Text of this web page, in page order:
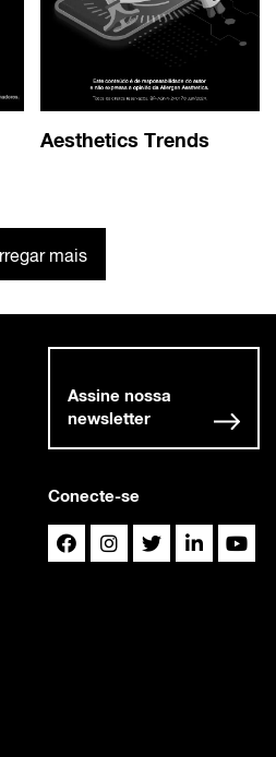
Aesthetics Trends
mais
Conecte-se
Assine nossa
newsletter